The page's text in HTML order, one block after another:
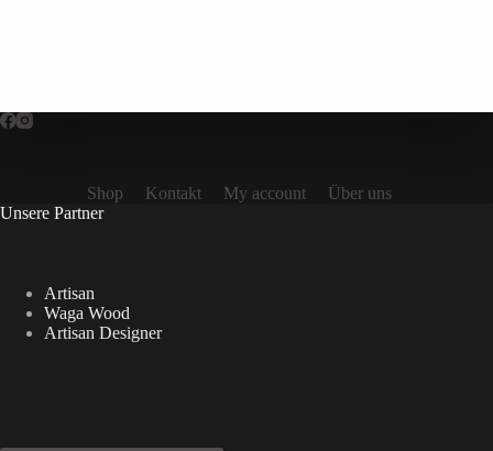
Shop Kontakt My account
Über uns
Unsere Partner
Artisan
Waga Wood
Artisan Designer